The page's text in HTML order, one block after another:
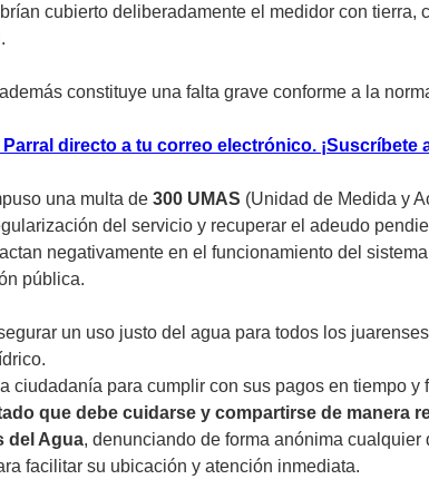
cubierto deliberadamente el medidor con tierra,
constituye una falta grave conforme a la
directo a tu correo electrónico. ¡Suscríbete
una multa de 300 UMAS (Unidad de Medida y
del servicio y recuperar el adeudo
negativamente en el funcionamiento del
pública.
un uso justo del agua para todos los
ciudadanía para cumplir con sus pagos en tiempo
que debe cuidarse y compartirse de manera
del Agua, denunciando de forma anónima
facilitar su ubicación y atención inmediata.